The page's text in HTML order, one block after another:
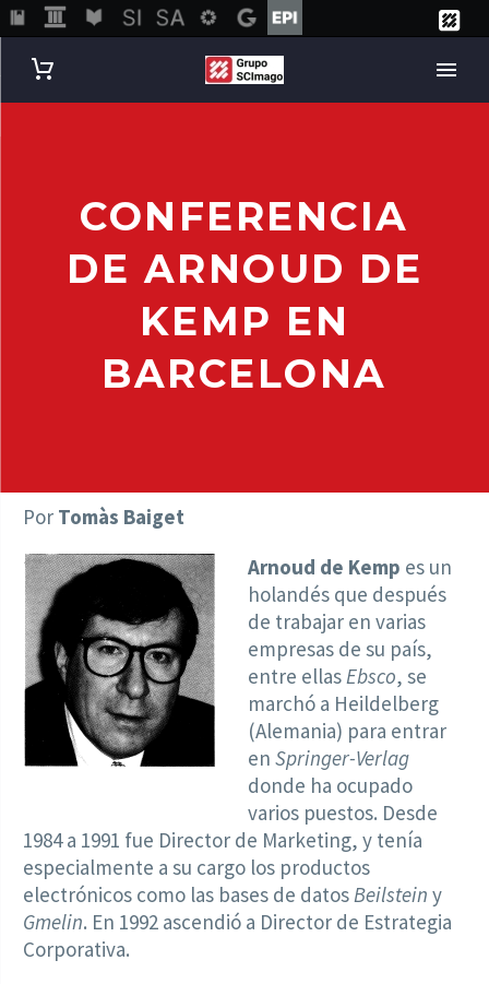
CONFERENCIA
DE ARNOUD DE
KEMP EN
BARCELONA
Por Tomàs Baiget
Arnoud de Kemp es un
holandés que después
de trabajar en varias
empresas de su país,
entre ellasEbsco, se
marchó a Heildelberg
(Alemania) para entrar
enSpringer-Verlag
donde ha ocupado
varios puestos. Desde
1984 a 1991 fue Director de Marketing, y tenía
especialmente a su cargo los productos
electrónicos como las bases de datosBeilstein y
Gmelin. En 1992 ascendió a Director de Estrategia
Corporativa.